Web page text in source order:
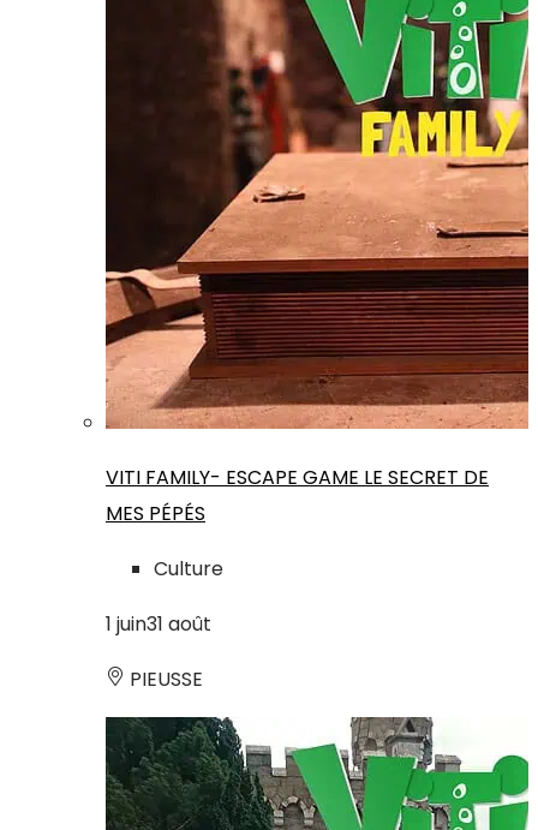
VITI FAMILY- ESCAPE GAME LE SECRET DE
MES PÉPÉS
Culture
1 juin31 août
PIEUSSE